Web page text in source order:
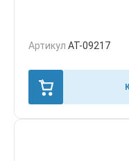
Артикул AT-09217